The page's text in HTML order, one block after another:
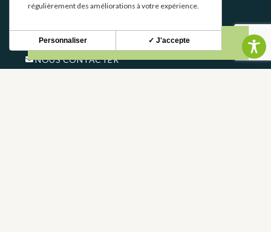
NOUS CONTACTER
régulièrement des améliorations à votre expérience.
✓ J'accepte
Personnaliser